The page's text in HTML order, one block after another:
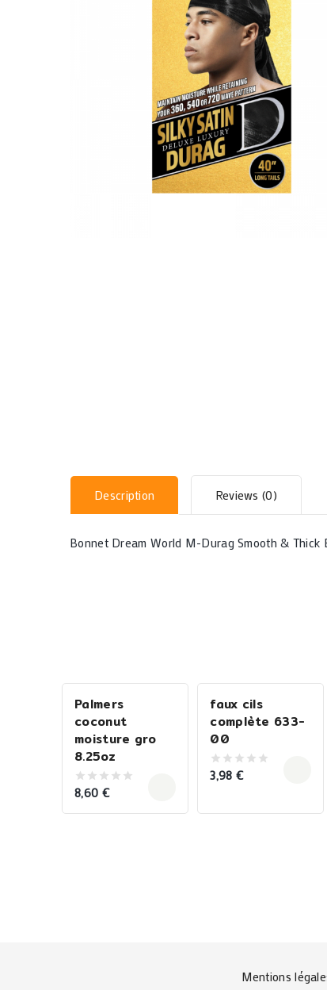
Description Reviews (0)
Bonnet Dream World M-Durag Smooth & Thick
Palmers
coconut
moisture gro
8.25oz
0
of
8,60 €
faux cils
complète 633-
00
0
3,98 €
Mentions